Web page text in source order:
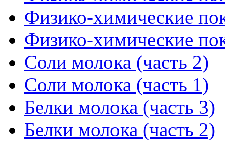
Физико-химические
Физико-химические
Соли молока (часть 2)
Соли молока (часть 1)
Белки молока (часть 3)
Белки молока (часть 2)